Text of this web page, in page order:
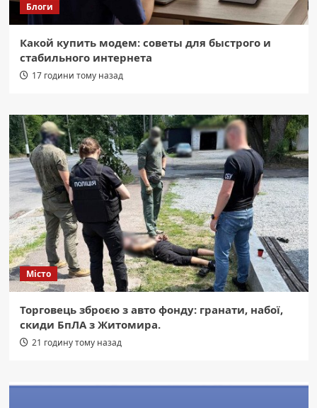
Блоги
Какой купить модем: советы для быстрого и
стабильного интернета
17 години тому назад
Місто
Торговець зброєю з авто фонду: гранати, набої,
скиди БпЛА з Житомира.
21 годину тому назад